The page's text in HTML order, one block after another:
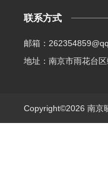
联系方式
邮箱：
地址：南京市雨花台
Copyright©2026 南